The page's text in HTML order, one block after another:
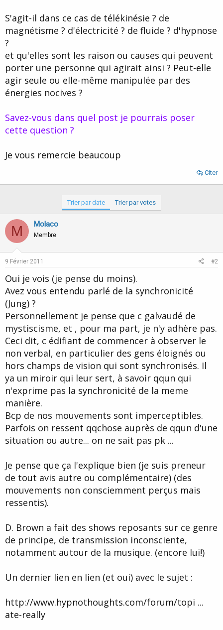
S'agit-il dans ce cas de télékinésie ? de
magnétisme ? d'électricité ? de fluide ? d'hypnose
?
et qu'elles sont les raison ou causes qui peuvent
porter une personne qui agirait ainsi ? Peut-elle
agir seule ou elle-même manipulée par des
énergies nocives ?
Savez-vous dans quel post je pourrais poser
cette question ?
Je vous remercie beaucoup
Citer
Trier par date Trier par votes
M Molaco
Membre
9 Février 2011 #2
Oui je vois (je pense du moins).
Avez vous entendu parlé de la synchronicité
(Jung) ?
Personnellement je pense que c galvaudé de
mystiscisme, et , pour ma part, je n'y adhère pas.
Ceci dit, c édifiant de commencer à observer le
non verbal, en particulier des gens éloignés ou
hors champs de vision qui sont synchronisés. Il
ya un miroir qui leur sert, à savoir qqun qui
n'exprime pas la synchronicité de la meme
manière.
Bcp de nos mouvements sont imperceptibles.
Parfois on ressent qqchose auprès de qqun d'une
situation ou autre... on ne sait pas pk ...
Je pense que ça l'explique bien (je suis preneur
de tout avis autre ou complémentaire) (des
mouvements non consciemment perçus mais
ressentis).
D. Brown a fait des shows reposants sur ce genre
de principe, de transmission inconsciente,
notamment autour de la musique. (encore lui!)
Un dernier lien en lien (et oui) avec le sujet :
http://www.hypnothoughts.com/forum/topi ...
ate-really